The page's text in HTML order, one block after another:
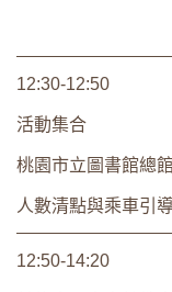
12:30-12:50
活動集合
桃園市立圖書館總館
人數清點與乘車引
12:50-14:20